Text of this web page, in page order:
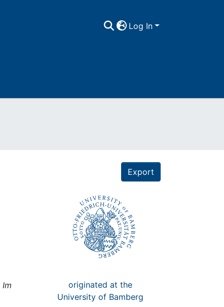
Log In
Export
Im
originated at the
University of Bamberg